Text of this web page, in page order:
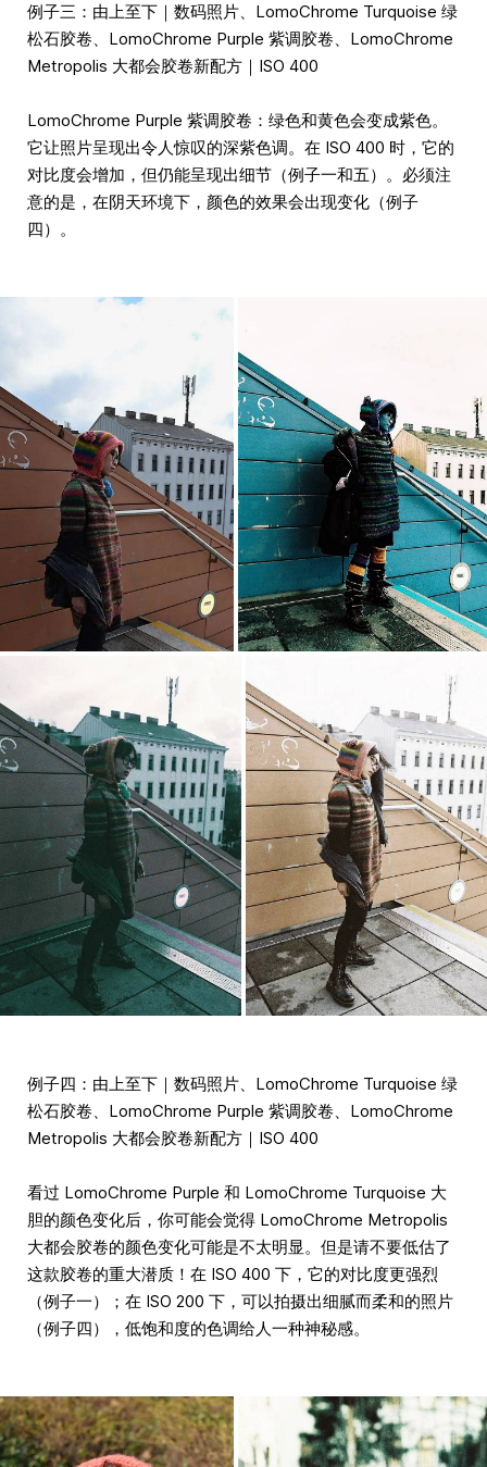
例子三：由上至下｜数码照片、LomoChrome Turquoise 绿
松石胶卷、LomoChrome Purple 紫调胶卷、LomoChrome
Metropolis 大都会胶卷新配方｜ISO 400
LomoChrome Purple 紫调胶卷：绿色和黄色会变成紫色。
它让照片呈现出令人惊叹的深紫色调。在 ISO 400 时，它的
对比度会增加，但仍能呈现出细节（例子一和五）。必须注
意的是，在阴天环境下，颜色的效果会出现变化（例子
四）。
例子四：由上至下｜数码照片、LomoChrome Turquoise 绿
松石胶卷、LomoChrome Purple 紫调胶卷、LomoChrome
Metropolis 大都会胶卷新配方｜ISO 400
看过 LomoChrome Purple 和 LomoChrome Turquoise 大
胆的颜色变化后，你可能会觉得 LomoChrome Metropolis
大都会胶卷的颜色变化可能是不太明显。但是请不要低估了
这款胶卷的重大潜质！在 ISO 400 下，它的对比度更强烈
（例子一）；在 ISO 200 下，可以拍摄出细腻而柔和的照片
（例子四），低饱和度的色调给人一种神秘感。